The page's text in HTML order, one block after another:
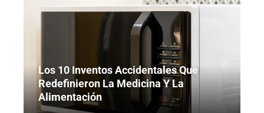
Los 10 Inventos Accidentales Que
Redefinieron La Medicina Y La
Alimentación